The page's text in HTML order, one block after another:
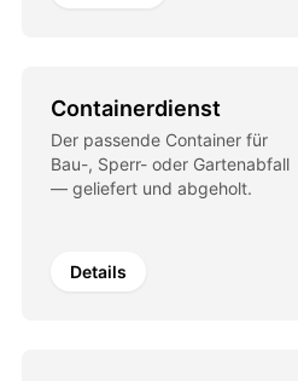
Containerdienst
Der passende Container für
Bau-, Sperr- oder Gartenabfall
— geliefert und abgeholt.
Details